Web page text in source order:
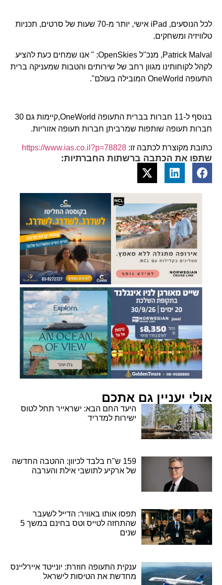
לכל הנוסעים, iPad אישי, יותר מ-70 שעות של סרטים, תכניות
טלוויזיה ומשחקים.
Patrick Malval, מנכ"ל OpenSkies: " אנו שמחים כעת להציע
לקהל לקוחותינו מגוון רחב של שירותים והטבות שמעניקה ברית
התעופה OneWorld המובילה בעולם".
בנוסף ל-11 חברות בברית התעופה OneWorld,קיימות גם 30
חברות תעופה שותפות שמרביתן חברות תעופה אזוריות.
כתובת מקוצרת לכתבה זו: https://www.ias.co.il?p=78828
שתפו את הכתבה ברשתות החברתיות:
אולי יעניין גם אתכם
היעד החם הבא: ישראייר תחל לטוס
ישירות למדריד
159 ש"ח בלבד לכיוון: ההטבה החדשה
של ארקיע לתושבי אילת והערבה
תפסו אותו באוויר: הדייל לשעבר
שהתחזה לטייס וטס בחינם במשך 5
שנים
ענקית התעופה חוזרת: יונייטד איירליינס
מחדשת את הטיסות לישראל